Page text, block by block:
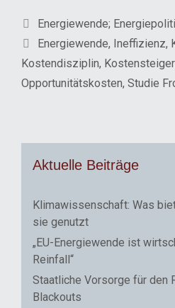
Kategorien
Energiewende;
Schlagwörter
Energiewende, Ineffizienz,
Kostendisziplin,
Opportunitätskosten, Studie
Aktuelle Beiträge
Klimawissenschaft: Was
sie genutzt
„EU-Energiewende ist
Reinfall“
Staatliche Vorsorge für den
Blackouts